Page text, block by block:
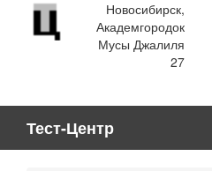
Новосибирск,
Академгородок
Мусы Джалиля
27
Тест-Центр